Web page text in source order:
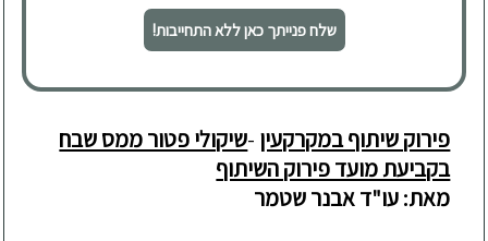
שלח פנייתך כאן ללא התחייבות!
פירוק שיתוף במקרקעין -שיקולי פטור ממס שבח
בקביעת מועד פירוק השיתוף
מאת: עו"ד אבנר שטמר